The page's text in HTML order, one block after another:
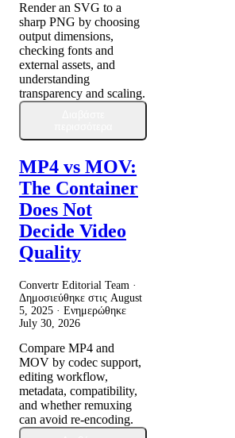
Render an SVG to a
sharp PNG by choosing
output dimensions,
checking fonts and
external assets, and
understanding
transparency and scaling.
MP4 vs MOV:
The Container
Does Not
Decide Video
Quality
Convertr Editorial Team ·
Δημοσιεύθηκε στις August
5, 2025 · Ενημερώθηκε
July 30, 2026
Compare MP4 and
MOV by codec support,
editing workflow,
metadata, compatibility,
and whether remuxing
can avoid re-encoding.